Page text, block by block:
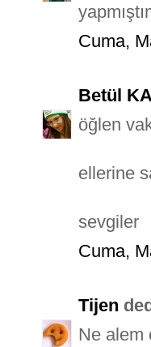
Cuma,
Betül
öğlen
ellerine
sevgiler
Cuma,
Tijen
Ne alem